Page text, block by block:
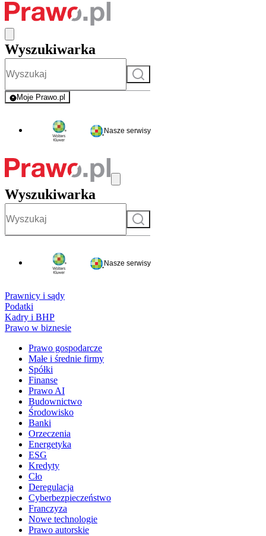
Wyszukiwarka
Szukaj
Moje Prawo.pl
- rejestracja i logowanie do serwisu
Nasze serwisy
Wyszukiwarka
Szukaj
Nasze serwisy
Prawnicy i sądy
Podatki
Kadry i BHP
Prawo w biznesie
Prawo gospodarcze
Małe i średnie firmy
Spółki
Finanse
Prawo AI
Budownictwo
Środowisko
Banki
Orzeczenia
Energetyka
ESG
Kredyty
Cło
Deregulacja
Cyberbezpieczeństwo
Franczyza
Nowe technologie
Prawo autorskie